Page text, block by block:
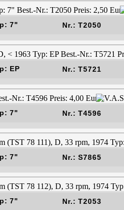
7" Nr.: T2050
EP Nr.: T5721
7" Nr.: T4596
7" Nr.: S7865
7" Nr.: T2053